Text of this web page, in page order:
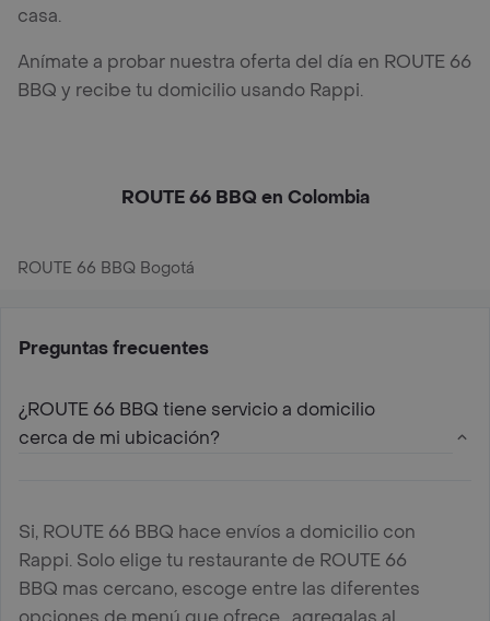
casa.
Anímate a probar nuestra oferta del día en ROUTE 66
BBQ y recibe tu domicilio usando Rappi.
ROUTE 66 BBQ en Colombia
ROUTE 66 BBQ Bogotá
Preguntas frecuentes
¿ROUTE 66 BBQ tiene servicio a domicilio
cerca de mi ubicación?
Si, ROUTE 66 BBQ hace envíos a domicilio con
Rappi. Solo elige tu restaurante de ROUTE 66
BBQ mas cercano, escoge entre las diferentes